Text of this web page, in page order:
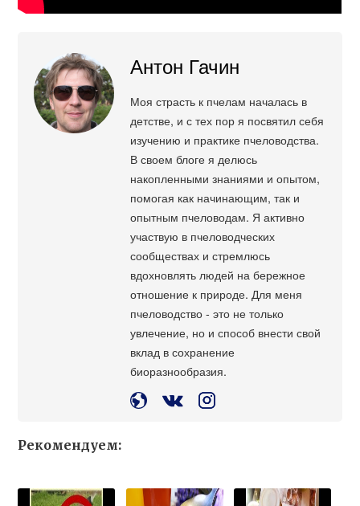
Антон Гачин
Моя страсть к пчелам началась в
детстве, и с тех пор я посвятил себя
изучению и практике пчеловодства.
В своем блоге я делюсь
накопленными знаниями и опытом,
помогая как начинающим, так и
опытным пчеловодам. Я активно
участвую в пчеловодческих
сообществах и стремлюсь
вдохновлять людей на бережное
отношение к природе. Для меня
пчеловодство - это не только
увлечение, но и способ внести свой
вклад в сохранение
биоразнообразия.
Рекомендуем: